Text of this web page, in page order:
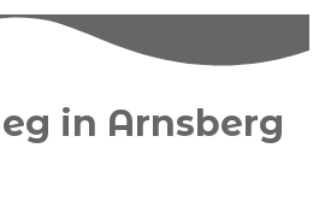
in Arnsberg